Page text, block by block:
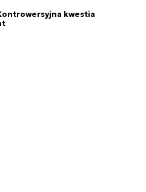
kwestia